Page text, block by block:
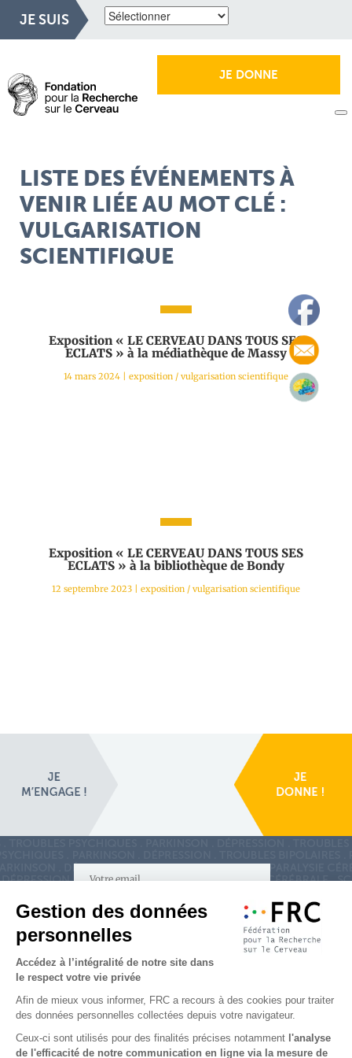
JE SUIS
JE DONNE
LISTE DES ÉVÉNEMENTS À
VENIR LIÉE AU MOT CLÉ :
VULGARISATION
SCIENTIFIQUE
Exposition « LE CERVEAU DANS TOUS SES
ECLATS » à la médiathèque de Massy
14 mars 2024 exposition / vulgarisation scientifique
Exposition « LE CERVEAU DANS TOUS SES
ECLATS » à la bibliothèque de Bondy
12 septembre 2023 exposition / vulgarisation scientifique
S'inscrire à la newsletter
les réseaux sociaux